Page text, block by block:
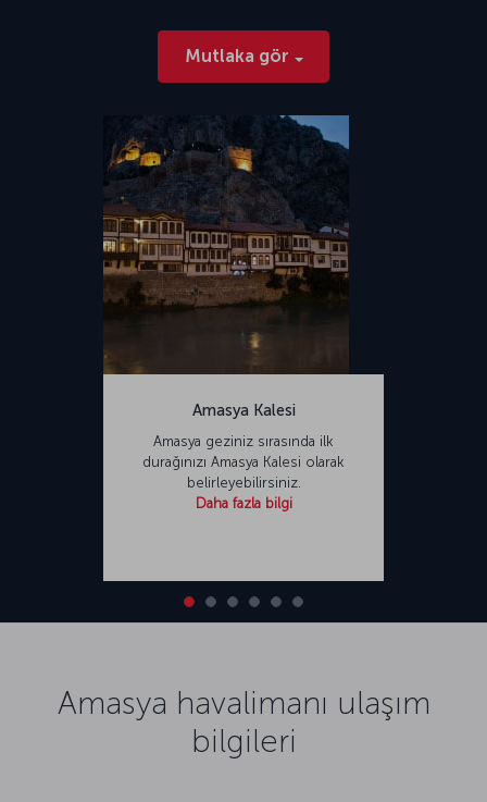
Mutlaka gör
Amasya Kalesi
Amasya geziniz sırasında ilk
durağınızı Amasya Kalesi olarak
belirleyebilirsiniz.
Daha fazla bilgi
Amasya havalimanı ulaşım
bilgileri